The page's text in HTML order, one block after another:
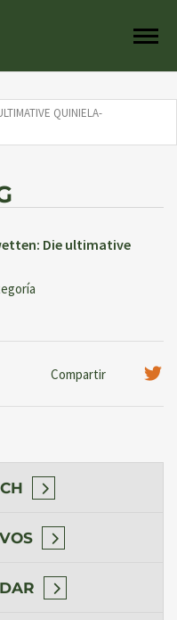
QUINIELA-
Die ultimative
Compartir